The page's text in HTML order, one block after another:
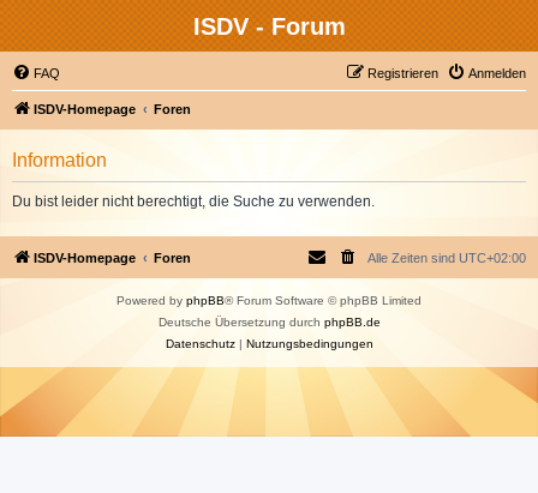
ISDV - Forum
FAQ Anmelden
Registrieren
ISDV-Homepage Foren
Information
Du bist leider nicht berechtigt, die Suche zu verwenden.
ISDV-Homepage Foren Alle Zeiten sind UTC+02:00
Powered by phpBB® Forum Software © phpBB Limited
Deutsche Übersetzung durch phpBB.de
Datenschutz| Nutzungsbedingungen